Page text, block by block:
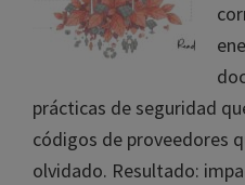
prácticas de seguridad
códigos de proveedores
olvidado. Resultado: